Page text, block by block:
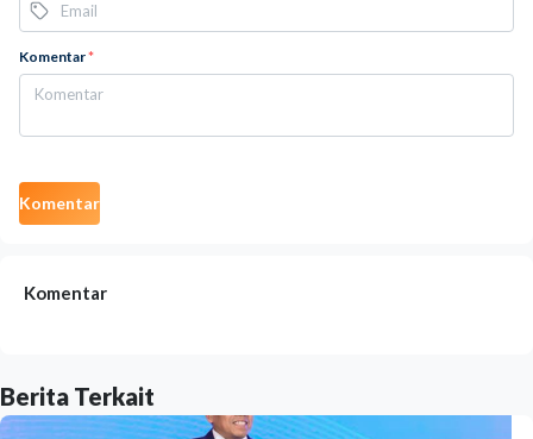
Komentar*
Komentar
Komentar
Berita Terkait